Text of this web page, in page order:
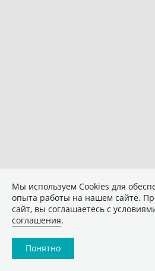
Мы используем Сookies для
опыта работы на нашем сайте.
сайт, вы соглашаетесь с
соглашения.
Понятно